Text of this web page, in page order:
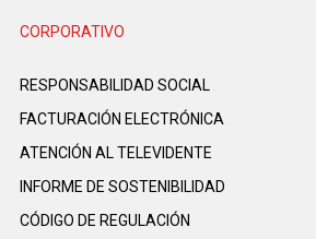
CORPORATIVO
RESPONSABILIDAD SOCIAL
FACTURACIÓN ELECTRÓNICA
ATENCIÓN AL TELEVIDENTE
INFORME DE SOSTENIBILIDAD
CÓDIGO DE REGULACIÓN